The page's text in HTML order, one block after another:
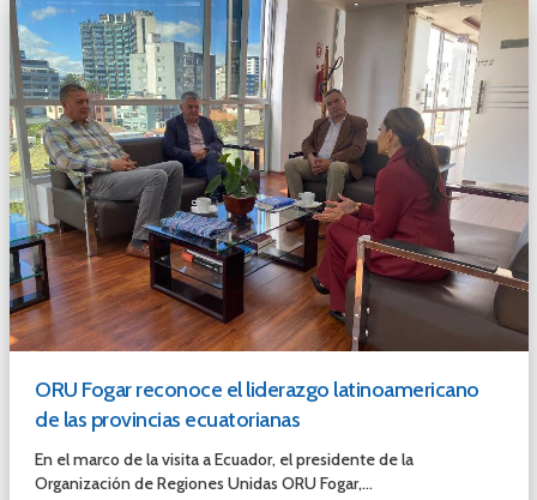
ORU Fogar reconoce el liderazgo latinoamericano
de las provincias ecuatorianas
En el marco de la visita a Ecuador, el presidente de la
Organización de Regiones Unidas ORU Fogar,...